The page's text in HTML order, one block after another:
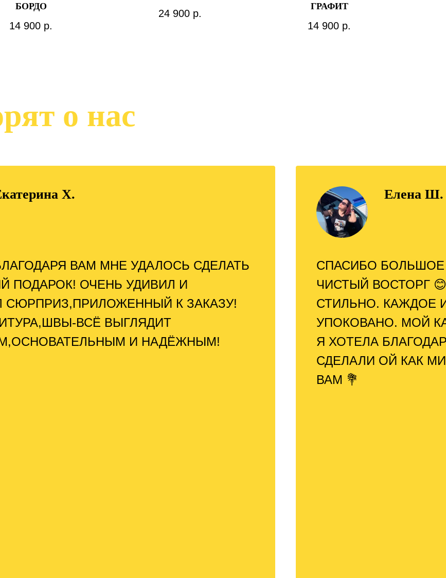
БОРДО
14 900 р.
24 900 р.
ГРАФИТ
14 900 р.
о нас
Х.
ВАМ МНЕ УДАЛОСЬ СДЕЛАТЬ
ПОДАРОК! ОЧЕНЬ УДИВИЛ И
СЮРПРИЗ,ПРИЛОЖЕННЫЙ К ЗАКАЗУ!
ВСЁ ВЫГЛЯДИТ
И НАДЁЖНЫМ!
Елена Ш.
СПАСИБО БОЛЬШОЕ
ЧИСТЫЙ ВОСТОРГ
СТИЛЬНО. КАЖДОЕ
УПОКОВАНО. МОЙ
Я ХОТЕЛА
СДЕЛАЛИ ОЙ КАК
ВАМ 💐